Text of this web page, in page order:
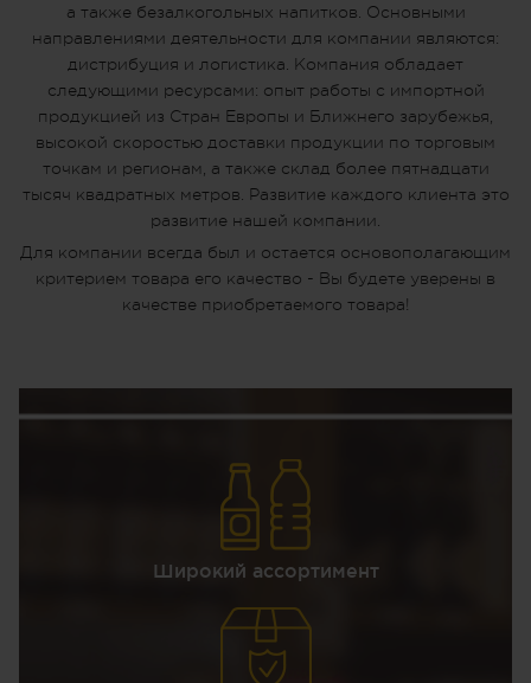
а также безалкогольных напитков. Основными
направлениями деятельности для компании являются:
дистрибуция и логистика. Компания обладает
следующими ресурсами: опыт работы с импортной
продукцией из Стран Европы и Ближнего зарубежья,
высокой скоростью доставки продукции по торговым
точкам и регионам, а также склад более пятнадцати
тысяч квадратных метров. Развитие каждого клиента это
развитие нашей компании.
Для компании всегда был и остается основополагающим
критерием товара его качество - Вы будете уверены в
качестве приобретаемого товара!
Широкий ассортимент